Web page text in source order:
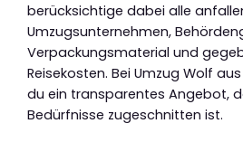
berücksichtige dabei alle
Umzugsunternehmen,
Verpackungsmaterial und
Reisekosten. Bei Umzug Wolf
du ein transparentes Angebot,
Bedürfnisse zugeschnitten ist.